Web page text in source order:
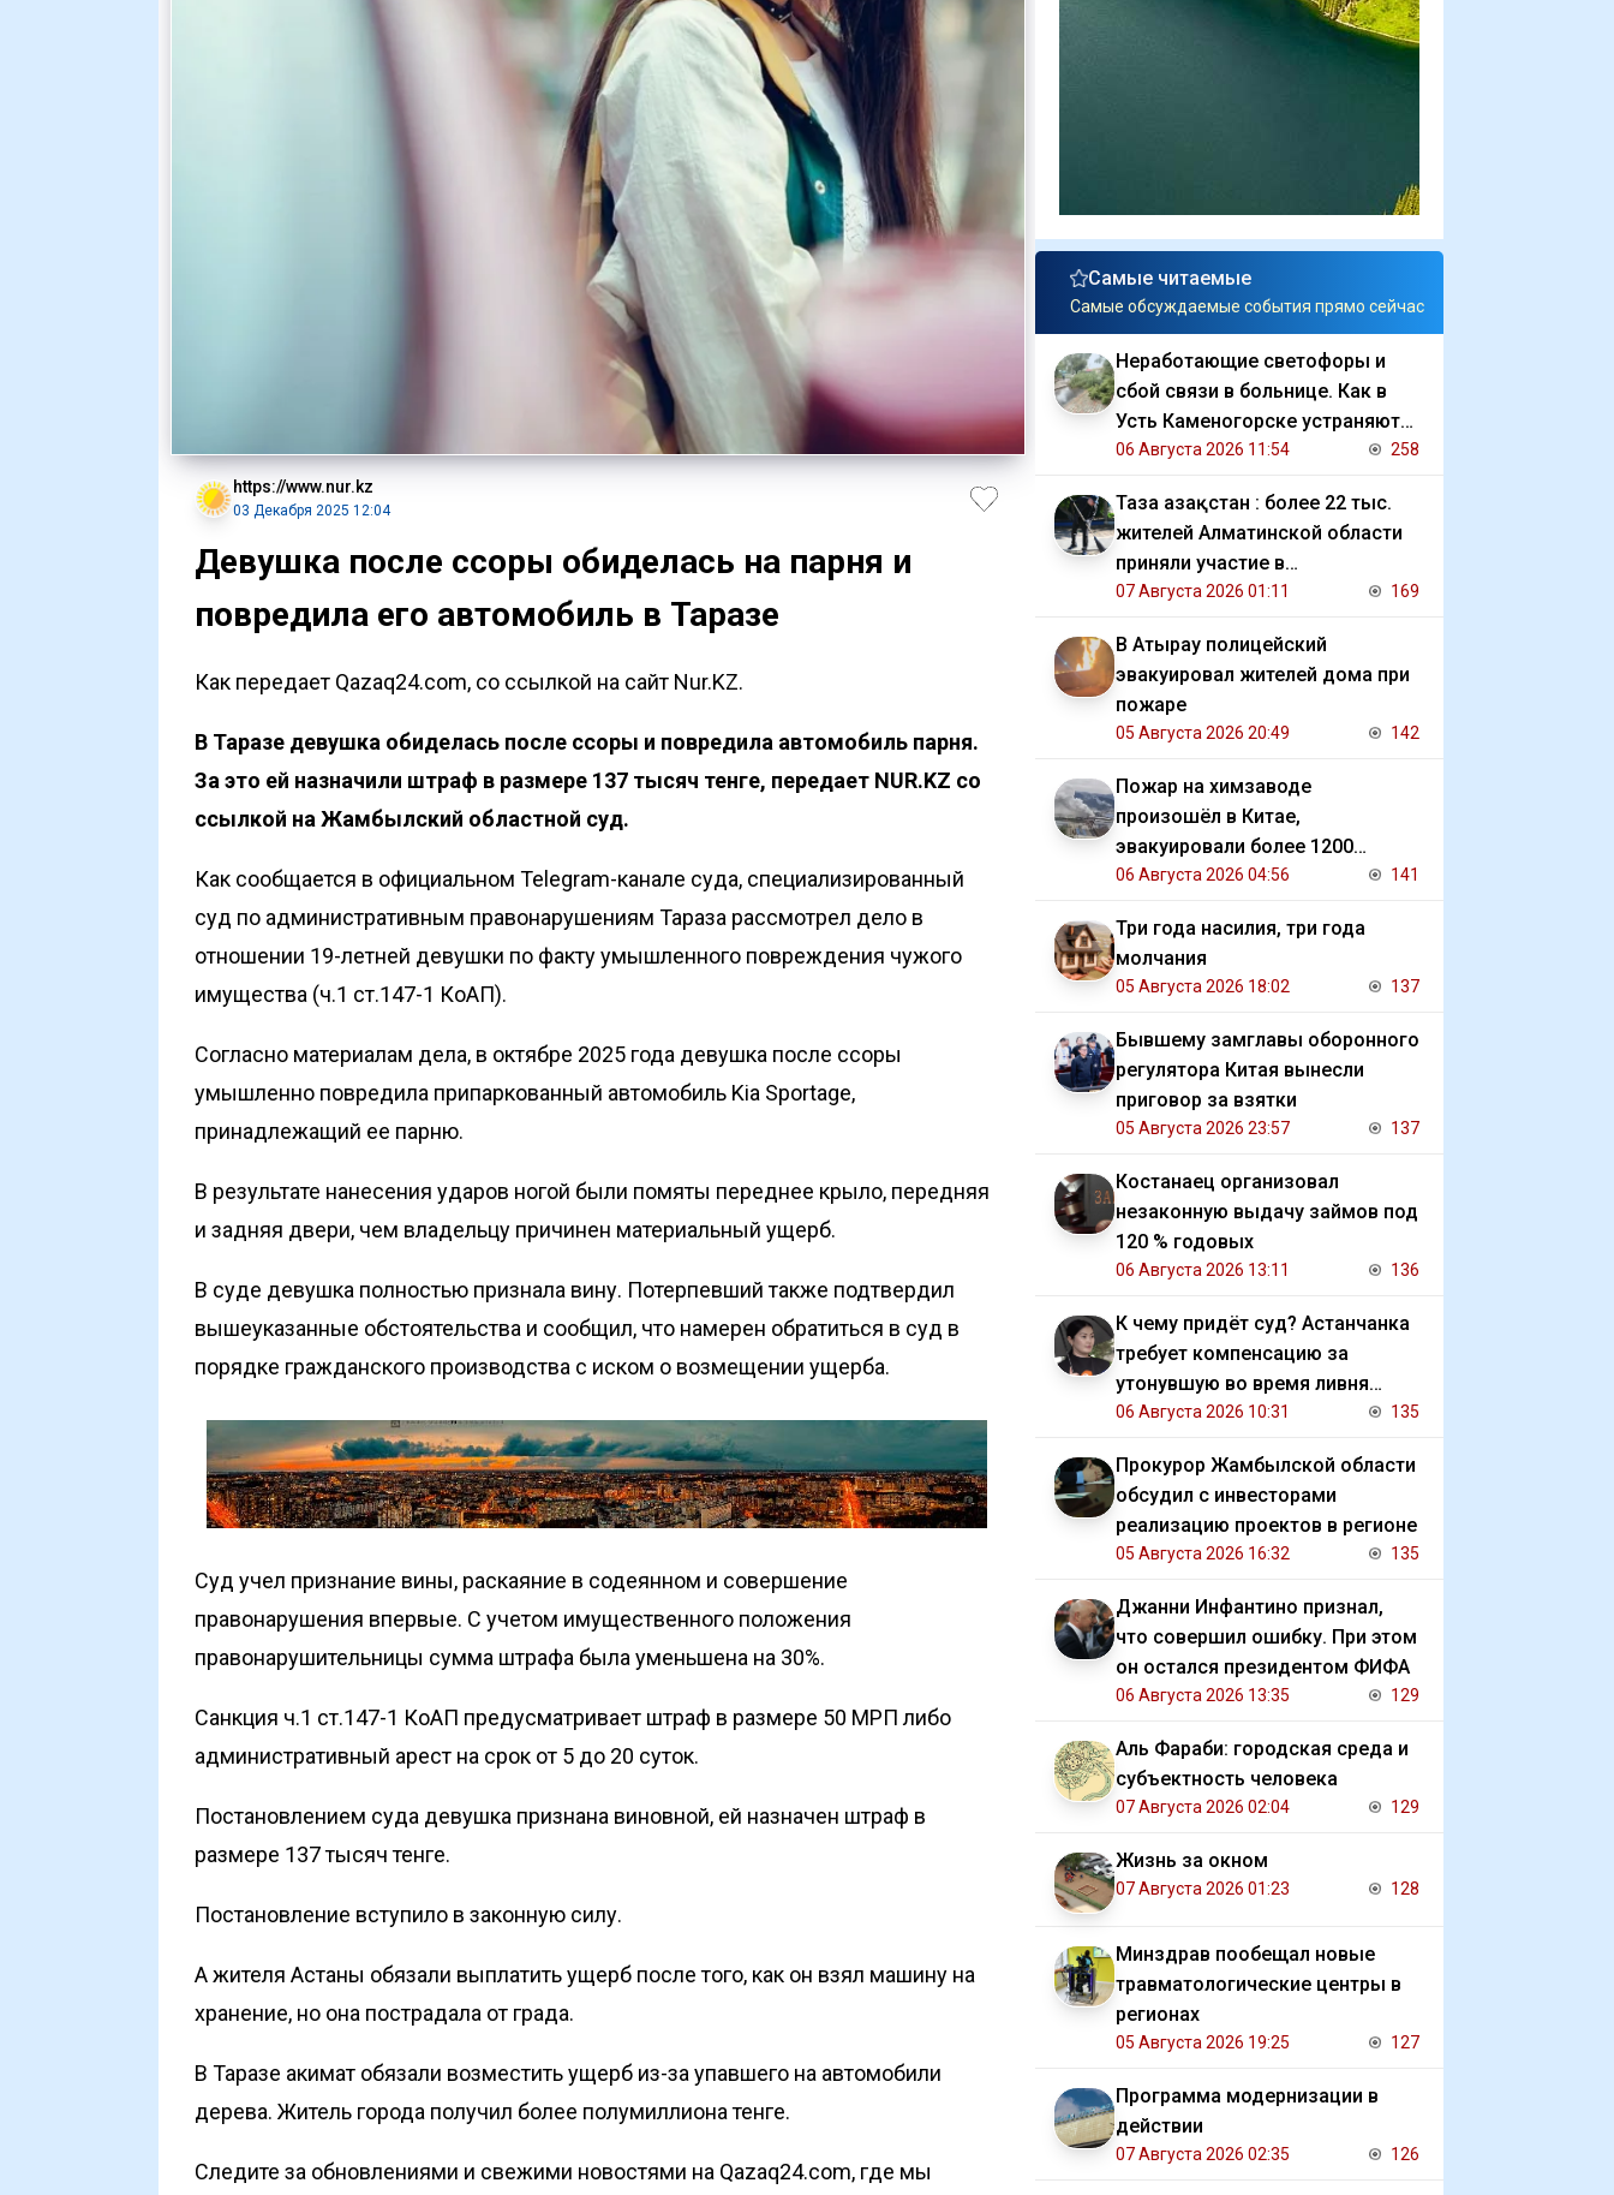
https://www.nur.kz
03 Декабря 2025 12:04
Девушка после ссоры обиделась на парня и
повредила его автомобиль в Таразе
Как передает Qazaq24.com, со ссылкой на сайт Nur.KZ.
В Таразе девушка обиделась после ссоры и повредила автомобиль парня.
За это ей назначили штраф в размере 137 тысяч тенге, передает NUR.KZ со
ссылкой на Жамбылский областной суд.
Как сообщается в официальном Telegram-канале суда, специализированный
суд по административным правонарушениям Тараза рассмотрел дело в
отношении 19-летней девушки по факту умышленного повреждения чужого
имущества (ч.1 ст.147-1 КоАП).
Согласно материалам дела, в октябре 2025 года девушка после ссоры
умышленно повредила припаркованный автомобиль Kia Sportage,
принадлежащий ее парню.
В результате нанесения ударов ногой были помяты переднее крыло, передняя
и задняя двери, чем владельцу причинен материальный ущерб.
В суде девушка полностью признала вину. Потерпевший также подтвердил
вышеуказанные обстоятельства и сообщил, что намерен обратиться в суд в
порядке гражданского производства с иском о возмещении ущерба.
Суд учел признание вины, раскаяние в содеянном и совершение
правонарушения впервые. С учетом имущественного положения
правонарушительницы сумма штрафа была уменьшена на 30%.
Санкция ч.1 ст.147-1 КоАП предусматривает штраф в размере 50 МРП либо
административный арест на срок от 5 до 20 суток.
Постановлением суда девушка признана виновной, ей назначен штраф в
размере 137 тысяч тенге.
Постановление вступило в законную силу.
А жителя Астаны обязали выплатить ущерб после того, как он взял машину на
хранение, но она пострадала от града.
В Таразе акимат обязали возместить ущерб из-за упавшего на автомобили
дерева. Житель города получил более полумиллиона тенге.
Следите за обновлениями и свежими новостями на Qazaq24.com, где мы
Самые читаемые
Самые обсуждаемые события прямо сейчас
Неработающие светофоры и
сбой связи в больнице. Как в
Усть Каменогорске устраняют
последствия ливня
06 Августа 2026 11:54 258
Таза Қазақстан : более 22 тыс.
жителей Алматинской области
приняли участие в
экологической акции
07 Августа 2026 01:11 169
В Атырау полицейский
эвакуировал жителей дома при
пожаре
05 Августа 2026 20:49 142
Пожар на химзаводе
произошёл в Китае,
эвакуировали более 1200
человек
06 Августа 2026 04:56 141
Три года насилия, три года
молчания
05 Августа 2026 18:02 137
Бывшему замглавы оборонного
регулятора Китая вынесли
приговор за взятки
05 Августа 2026 23:57 137
Костанаец организовал
незаконную выдачу займов под
120 % годовых
06 Августа 2026 13:11 136
К чему придёт суд? Астанчанка
требует компенсацию за
утонувшую во время ливня
иномарку
06 Августа 2026 10:31 135
Прокурор Жамбылской области
обсудил с инвесторами
реализацию проектов в регионе
05 Августа 2026 16:32 135
Джанни Инфантино признал,
что совершил ошибку. При этом
он остался президентом ФИФА
06 Августа 2026 13:35 129
Аль Фараби: городская среда и
субъектность человека
07 Августа 2026 02:04 129
Жизнь за окном
07 Августа 2026 01:23 128
Минздрав пообещал новые
травматологические центры в
регионах
05 Августа 2026 19:25 127
Программа модернизации в
действии
07 Августа 2026 02:35 126